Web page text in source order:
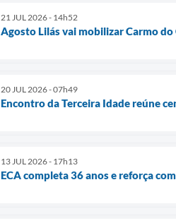
21 JUL 2026 - 14h52
Agosto Lilás vai mobilizar Carmo
20 JUL 2026 - 07h49
Encontro da Terceira Idade reúne
13 JUL 2026 - 17h13
ECA completa 36 anos e reforça